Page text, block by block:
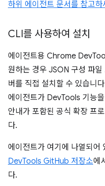
하위 에이전트 문서를 참고하
CLI를 사용하여 설치
에이전트용 Chrome
원하는 경우 JSON 구성 파
버를 직접 설치할 수 있습니
에이전트가 DevTools 기능
안내가 포함된 공식 확장 프
다.
에이전트가 여기에 나열되어
DevTools GitHub 저장소에
다.